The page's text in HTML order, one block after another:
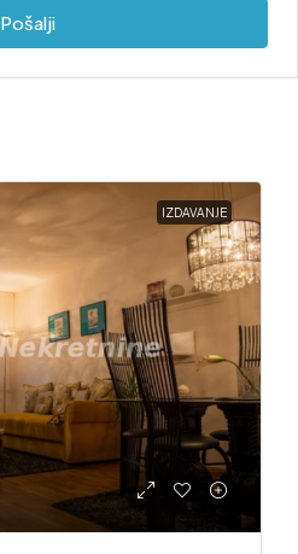
Pošalji
IZDAVANJE